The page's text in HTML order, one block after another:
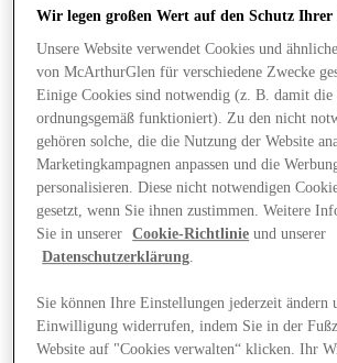
Wir legen großen Wert auf den Schutz Ihrer
Unsere Website verwendet Cookies und
von McArthurGlen für verschiedene Zwecke
Einige Cookies sind notwendig (z. B. damit die
ordnungsgemäß funktioniert). Zu den nicht
gehören solche, die die Nutzung der Website
Marketingkampagnen anpassen und die
personalisieren. Diese nicht notwendigen
gesetzt, wenn Sie ihnen zustimmen. Weitere
Sie in unserer
Cookie-Richtlinie und unserer
Datenschutzerklärung.
Sie können Ihre Einstellungen jederzeit ändern
Einwilligung widerrufen, indem Sie in der
Website auf "Cookies verwalten“ klicken. Ihr